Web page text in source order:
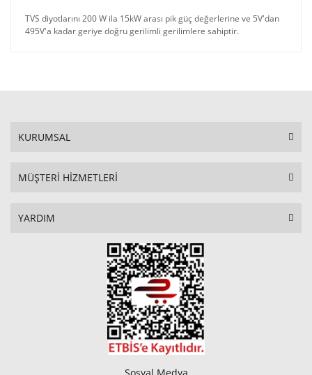
TVS diyotlarını 200 W ila 15kW arası pik güç değerlerine ve 5V'dan
495V'a kadar geriye doğru gerilimli gerilimlere sahiptir.
KURUMSAL
MÜŞTERİ HİZMETLERİ
YARDIM